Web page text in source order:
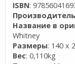
ISBN:
Название в
Whitney
Размеры: 140 x
Вес: 0,110kg